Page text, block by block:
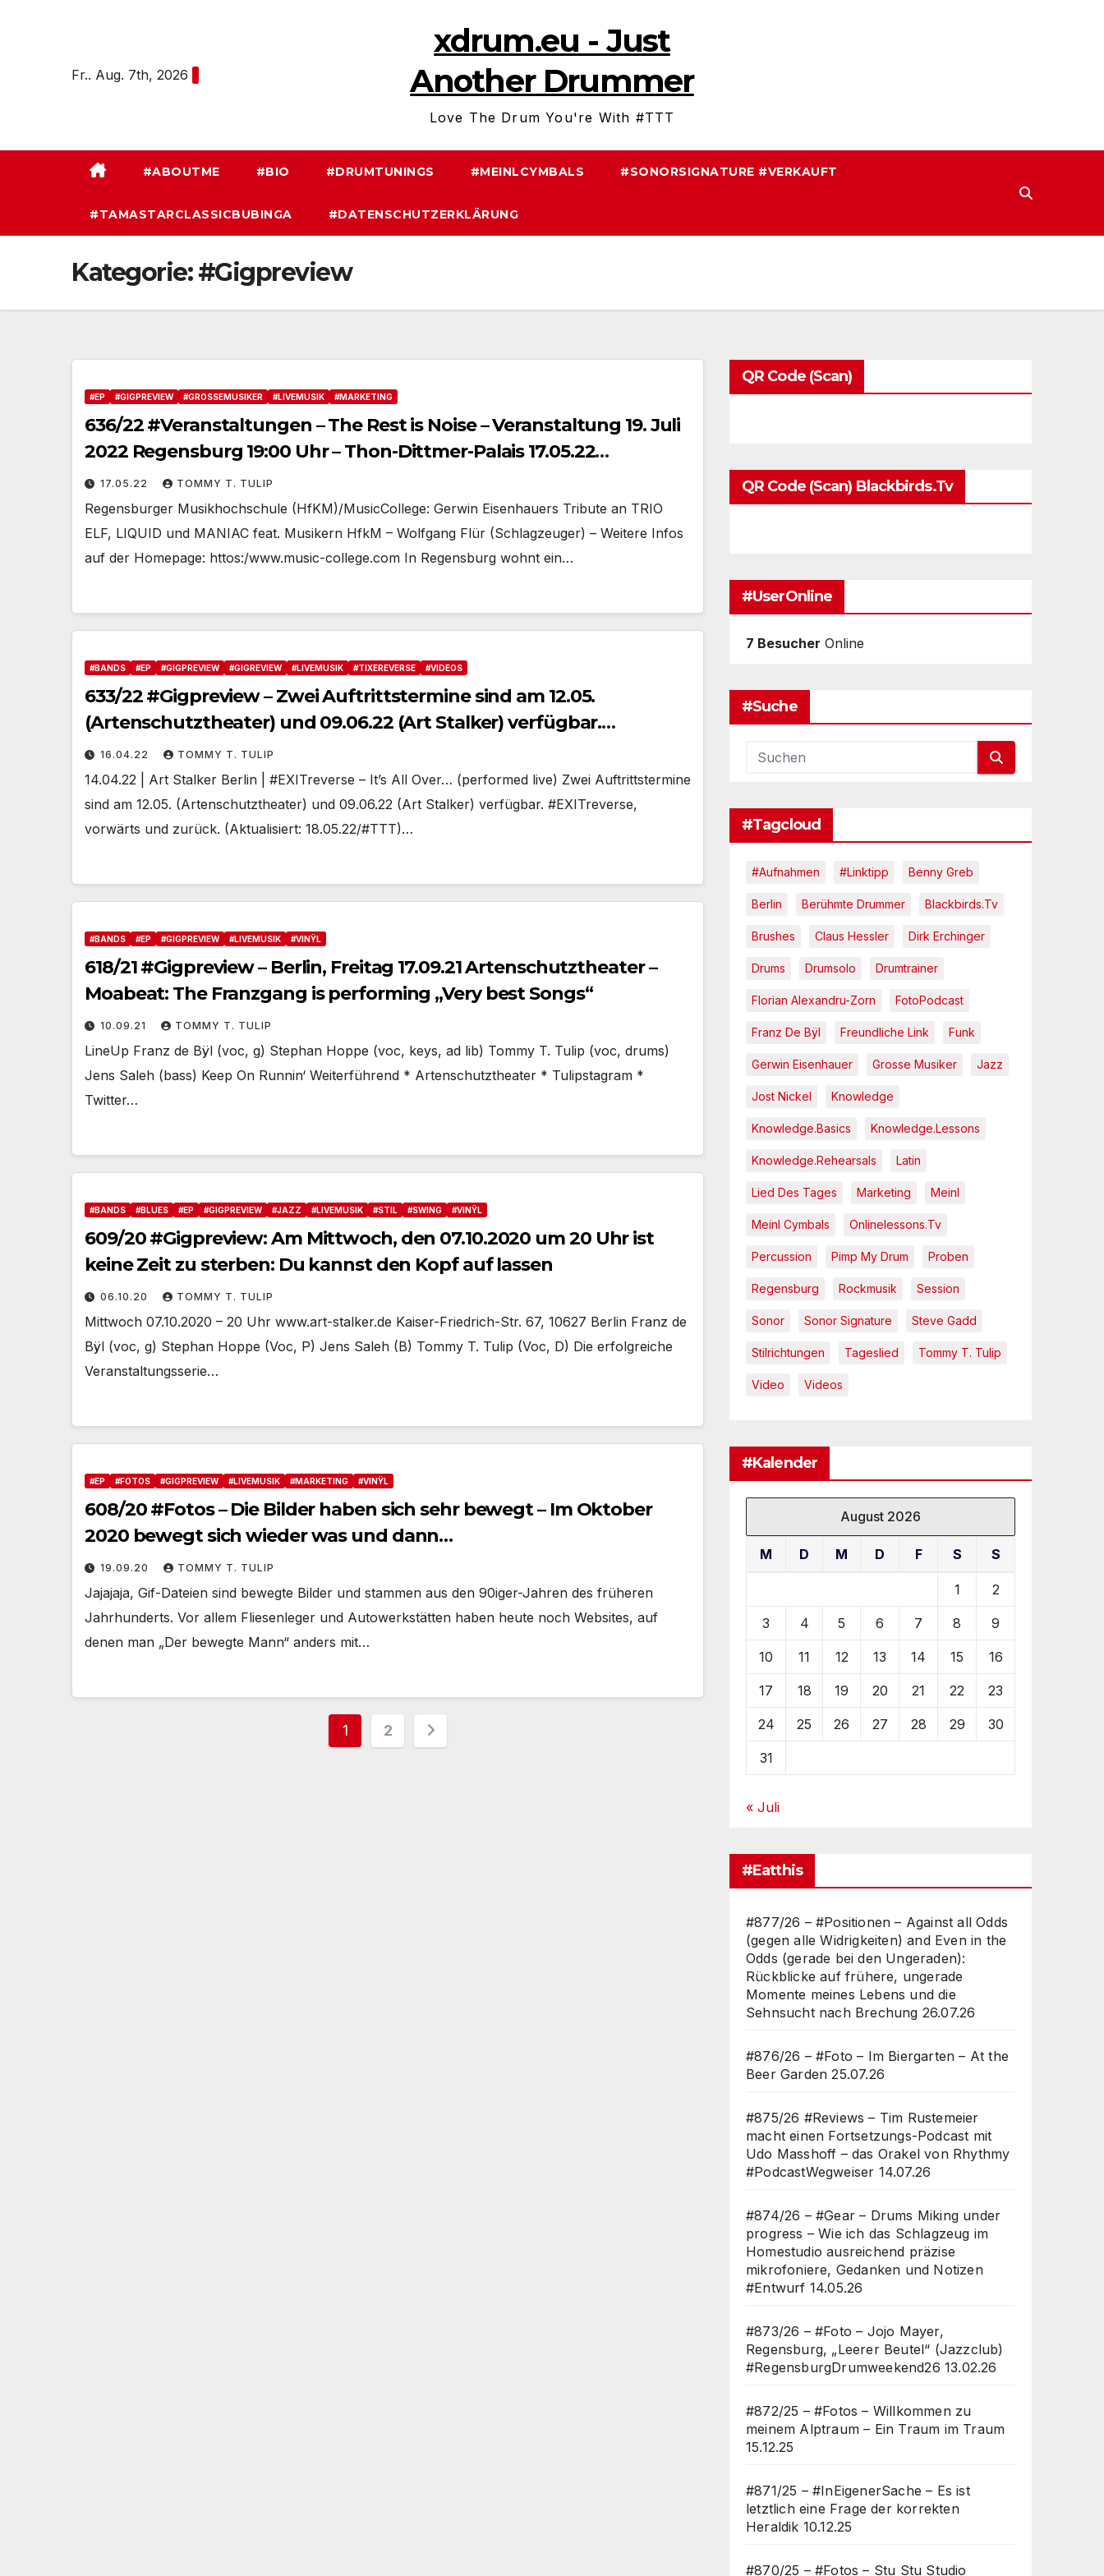
Fr.. Aug. 7th, 2026
xdrum.eu - Just
Another Drummer
Love The Drum You're With #TTT
#ABOUTME #BIO #DRUMTUNINGS #MEINLCYMBALS #SONORSIGNATURE #VERKAUFT
#TAMASTARCLASSICBUBINGA #DATENSCHUTZERKLÄRUNG
Kategorie:#Gigpreview
#EP #GIGPREVIEW #GROSSEMUSIKER #LIVEMUSIK #MARKETING
636/22 #Veranstaltungen – The Rest is Noise – Veranstaltung 19. Juli
2022 Regensburg 19:00 Uhr – Thon-Dittmer-Palais 17.05.22
#Drummersloveeachother #goodmusicfestival #regensburg #TTT
#Tulipstagram
17.05.22 TOMMY T. TULIP
Regensburger Musikhochschule (HfKM)/MusicCollege: Gerwin Eisenhauers Tribute an TRIO
ELF, LIQUID und MANIAC feat. Musikern HfkM – Wolfgang Flür (Schlagzeuger) – Weitere Infos
auf der Homepage: httos:/www.music-college.com In Regensburg wohnt ein…
#BANDS #EP #GIGPREVIEW #GIGREVIEW #LIVEMUSIK #TIXEREVERSE #VIDEOS
633/22 #Gigpreview – Zwei Auftrittstermine sind am 12.05.
(Artenschutztheater) und 09.06.22 (Art Stalker) verfügbar.
#EXITreverse, vorwärts und zurück.
16.04.22 TOMMY T. TULIP
14.04.22 | Art Stalker Berlin | #EXITreverse – It’s All Over… (performed live) Zwei Auftrittstermine
sind am 12.05. (Artenschutztheater) und 09.06.22 (Art Stalker) verfügbar. #EXITreverse,
vorwärts und zurück. (Aktualisiert: 18.05.22/#TTT)…
#BANDS #EP #GIGPREVIEW #LIVEMUSIK #VINŸL
618/21 #Gigpreview – Berlin, Freitag 17.09.21 Artenschutztheater –
Moabeat: The Franzgang is performing „Very best Songs“
10.09.21 TOMMY T. TULIP
LineUp Franz de Bÿl (voc, g) Stephan Hoppe (voc, keys, ad lib) Tommy T. Tulip (voc, drums)
Jens Saleh (bass) Keep On Runnin‘ Weiterführend * Artenschutztheater * Tulipstagram *
Twitter…
#BANDS #BLUES #EP #GIGPREVIEW #JAZZ #LIVEMUSIK #STIL #SWING #VINŸL
609/20 #Gigpreview: Am Mittwoch, den 07.10.2020 um 20 Uhr ist
keine Zeit zu sterben: Du kannst den Kopf auf lassen
06.10.20 TOMMY T. TULIP
Mittwoch 07.10.2020 – 20 Uhr www.art-stalker.de Kaiser-Friedrich-Str. 67, 10627 Berlin Franz de
Bÿl (voc, g) Stephan Hoppe (Voc, P) Jens Saleh (B) Tommy T. Tulip (Voc, D) Die erfolgreiche
Veranstaltungsserie…
#EP #FOTOS #GIGPREVIEW #LIVEMUSIK #MARKETING #VINŸL
608/20 #Fotos – Die Bilder haben sich sehr bewegt – Im Oktober
2020 bewegt sich wieder was und dann…
19.09.20 TOMMY T. TULIP
Jajajaja, Gif-Dateien sind bewegte Bilder und stammen aus den 90iger-Jahren des früheren
Jahrhunderts. Vor allem Fliesenleger und Autowerkstätten haben heute noch Websites, auf
denen man „Der bewegte Mann“ anders mit…
Seitennummerierung
1 2
QR Code (Scan)
QR Code (Scan) Blackbirds.tv
#UserOnline
7 Besucher Online
#Suche
#Tagcloud
#Aufnahmen #Linktipp Benny Greb
Berlin Berühmte Drummer Blackbirds.tv
Brushes Claus Hessler Dirk Erchinger
Drums Drumsolo Drumtrainer
Florian Alexandru-Zorn FotoPodcast
Franz De Bÿl Freundliche Link Funk
Gerwin Eisenhauer Grosse Musiker Jazz
Jost Nickel Knowledge
Knowledge.Basics Knowledge.Lessons
Knowledge.Rehearsals Latin
Lied Des Tages Marketing Meinl
Meinl Cymbals Onlinelessons.tv
Percussion Pimp My Drum Proben
Regensburg Rockmusik Session
Sonor Sonor Signature Steve Gadd
Stilrichtungen Tageslied Tommy T. Tulip
Video Videos
#Kalender
August 2026
M D M D F S S
1 2
3 4 5 6 7 8 9
10 11 12 13 14 15 16
17 18 19 20 21 22 23
24 25 26 27 28 29 30
31
« Juli
#Eatthis
#877/26 – #Positionen – Against all Odds
(gegen alle Widrigkeiten) and Even in the
Odds (gerade bei den Ungeraden):
Rückblicke auf frühere, ungerade
Momente meines Lebens und die
Sehnsucht nach Brechung 26.07.26
#876/26 – #Foto – Im Biergarten – At the
Beer Garden 25.07.26
#875/26 #Reviews – Tim Rustemeier
macht einen Fortsetzungs-Podcast mit
Udo Masshoff – das Orakel von Rhythmy
#PodcastWegweiser 14.07.26
#874/26 – #Gear – Drums Miking under
progress – Wie ich das Schlagzeug im
Homestudio ausreichend präzise
mikrofoniere, Gedanken und Notizen
#Entwurf 14.05.26
#873/26 – #Foto – Jojo Mayer,
Regensburg, „Leerer Beutel“ (Jazzclub)
#RegensburgDrumweekend26 13.02.26
#872/25 – #Fotos – Willkommen zu
meinem Alptraum – Ein Traum im Traum
15.12.25
#871/25 – #InEigenerSache – Es ist
letztlich eine Frage der korrekten
Heraldik 10.12.25
#870/25 – #Fotos – Stu Stu Studio